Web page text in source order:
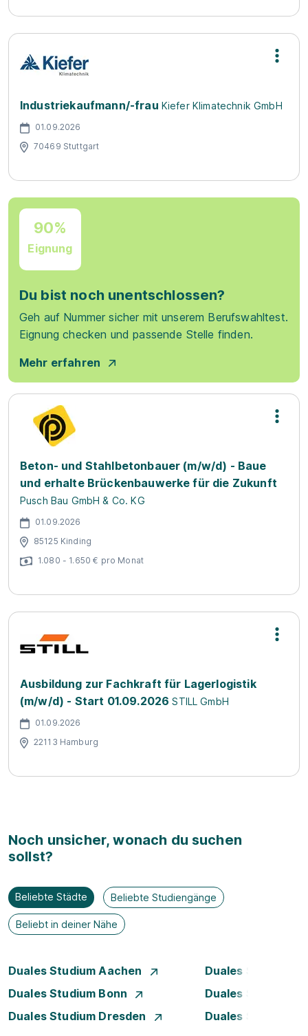
Industriekaufmann/-frau Kiefer Klimatechnik GmbH
01.09.2026
70469 Stuttgart
90%
Eignung
Du bist noch unentschlossen?
Geh auf Nummer sicher mit unserem Berufswahltest.
Eignung checken und passende Stelle finden.
Mehr erfahren
Beton- und Stahlbetonbauer (m/w/d) - Baue
und erhalte Brückenbauwerke für die Zukunft
Pusch Bau GmbH & Co. KG
01.09.2026
85125 Kinding
1.080 - 1.650 € pro Monat
Ausbildung zur Fachkraft für Lagerlogistik
(m/w/d) - Start 01.09.2026 STILL GmbH
01.09.2026
22113 Hamburg
Noch unsicher, wonach du suchen
sollst?
Beliebte Städte Beliebte Studiengänge
Beliebt in deiner Nähe
Duales Studium Aachen
Duales Studium
Duales Studium Bonn
Duales Studium
Duales Studium Dresden
Duales Studium